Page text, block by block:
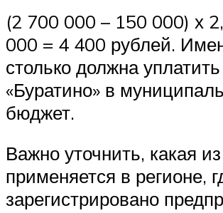
(2 700 000 – 150 000) х
000 = 4 400 рублей.
столько должна
«Буратино» в
бюджет.
Важно уточнить, какая
применяется в регионе,
зарегистрировано